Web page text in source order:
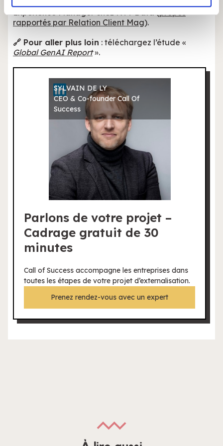
notre site avec nos partenaires de médias sociaux, de
publicité et d'analyse, qui peuvent combiner celles-ci
avec d'autres informations que vous leur avez fournies
ou qu'ils ont collectées lors de votre utilisation de leurs
services.
Experience Manager chez NTT Data (propos
rapportés par Relation Client Mag).
🔗 Pour aller plus loin : téléchargez l’étude «
Global GenAI Report».
SYLVAIN DE LY
CEO & Co-founder Call Of
Success
Parlons de votre projet –
Cadrage gratuit de 30
minutes
Call of Success accompagne les entreprises dans
toutes les étapes de votre projet d’externalisation.
Prenez rendez-vous avec un expert